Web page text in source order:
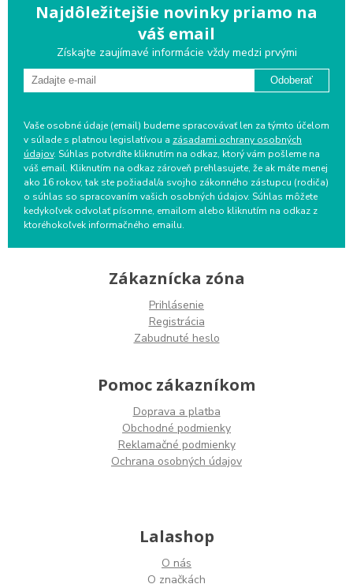
Najdôležitejšie novinky priamo na
váš email
Získajte zaujímavé informácie vždy medzi prvými
Odoberať
Vaše osobné údaje (email) budeme spracovávať len za týmto účelom
v súlade s platnou legislatívou a zásadami ochrany osobných
údajov. Súhlas potvrdíte kliknutím na odkaz, ktorý vám pošleme na
váš email. Kliknutím na odkaz zároveň prehlasujete, že ak máte menej
ako 16 rokov, tak ste požiadal/a svojho zákonného zástupcu (rodiča)
o súhlas so spracovaním vašich osobných údajov. Súhlas môžete
kedykoľvek odvolať písomne, emailom alebo kliknutím na odkaz z
ktoréhokoľvek informačného emailu.
Zákaznícka zóna
Prihlásenie
Registrácia
Zabudnuté heslo
Pomoc zákazníkom
Doprava a platba
Obchodné podmienky
Reklamačné podmienky
Ochrana osobných údajov
Lalashop
O nás
O značkách